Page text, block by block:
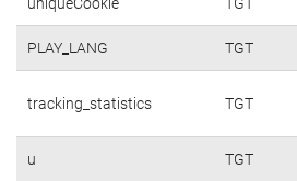
PLAY_LANG TGT
tracking_statistics TGT
u TGT